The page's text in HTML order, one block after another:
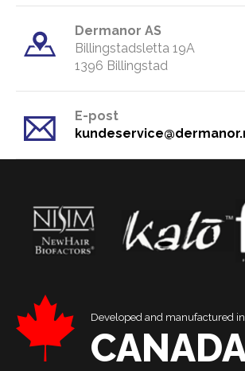
Dermanor AS
Billingstadsletta 19A
​1396 Billingstad
E-post
Developed and manufactured in